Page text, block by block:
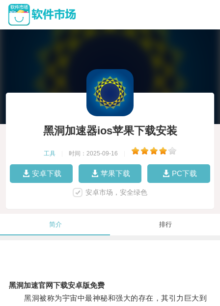
黑洞加速器ios苹果下载安装
工具 时间：2025-09-16
安卓下载 苹果下载 PC下载
安卓市场，安全绿色
简介 排行
黑洞加速官网下载安卓版免费
黑洞被称为宇宙中最神秘和强大的存在，其引力巨大到